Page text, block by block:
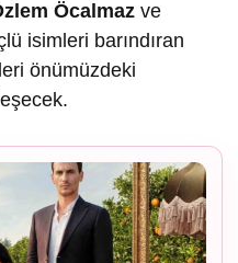
Öcalmaz ve
isimleri barındıran
önümüzdeki